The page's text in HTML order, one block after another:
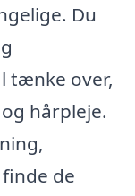
Du
tænke over,
hårpleje.
de